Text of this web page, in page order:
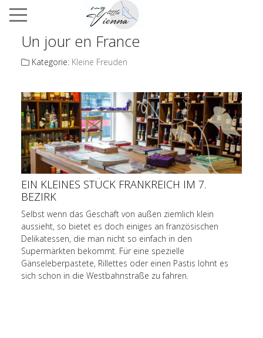
Un jour en France
Kategorie: Kleine Freuden
EIN KLEINES STÜCK FRANKREICH IM 7.
BEZIRK
Selbst wenn das Geschäft von außen ziemlich klein
aussieht, so bietet es doch einiges an französischen
Delikatessen, die man nicht so einfach in den
Supermärkten bekommt. Für eine spezielle
Gänseleberpastete, Rillettes oder einen Pastis lohnt es
sich schon in die Westbahnstraße zu fahren.